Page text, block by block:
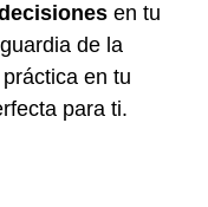
en tu
de la
en tu
para ti.